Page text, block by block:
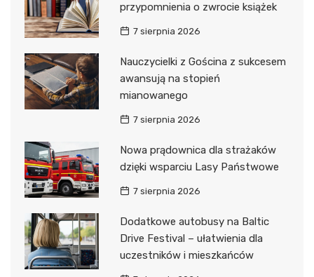
przypomnienia o zwrocie książek
7 sierpnia 2026
Nauczycielki z Gościna z sukcesem
awansują na stopień
mianowanego
7 sierpnia 2026
Nowa prądownica dla strażaków
dzięki wsparciu Lasy Państwowe
7 sierpnia 2026
Dodatkowe autobusy na Baltic
Drive Festival – ułatwienia dla
uczestników i mieszkańców